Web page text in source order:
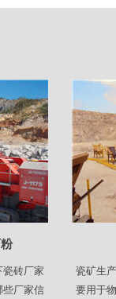
砖厂家
些厂家信
瓷矿生
要用于